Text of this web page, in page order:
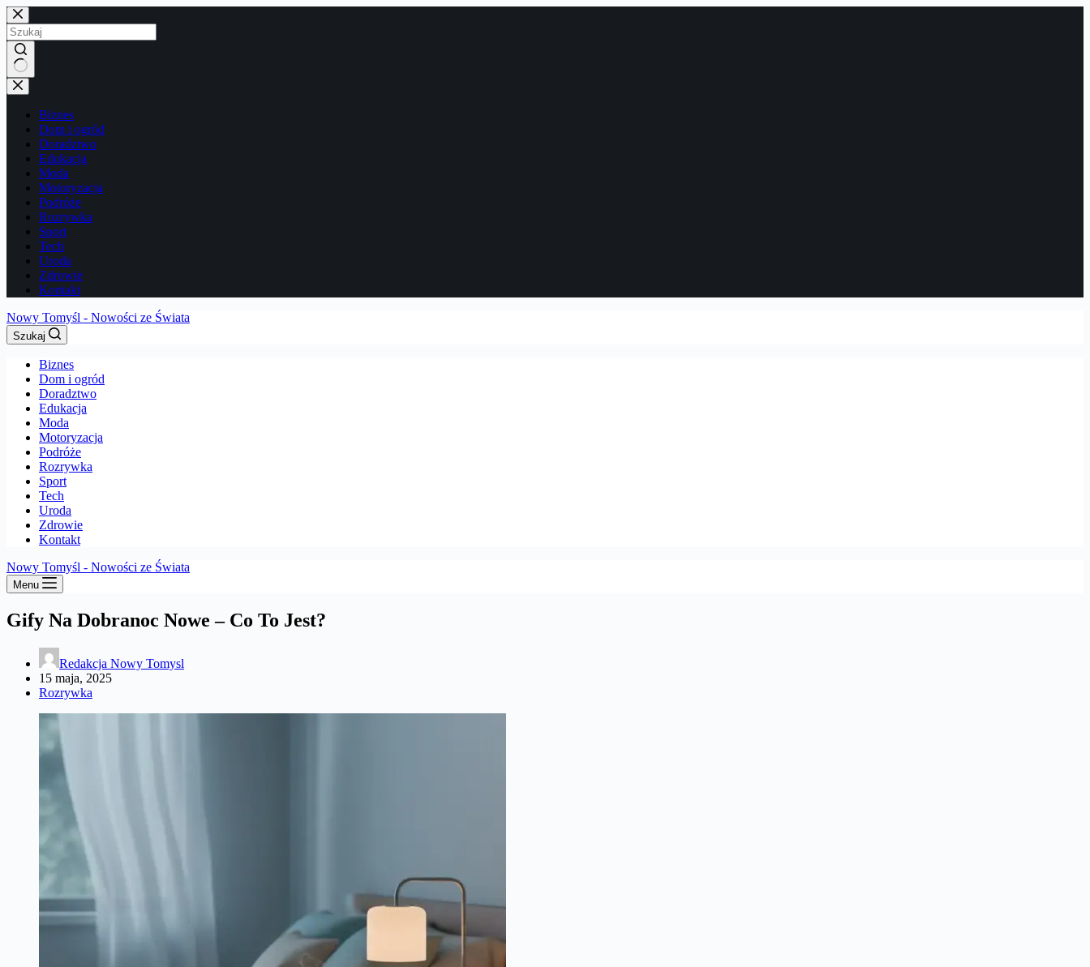
Przejdź
do
treści
Brak
wyników
Biznes
Dom i ogród
Doradztwo
Edukacja
Moda
Motoryzacja
Podróże
Rozrywka
Sport
Tech
Uroda
Zdrowie
Kontakt
Nowy Tomyśl - Nowości ze Świata
Szukaj
Biznes
Dom i ogród
Doradztwo
Edukacja
Moda
Motoryzacja
Podróże
Rozrywka
Sport
Tech
Uroda
Zdrowie
Kontakt
Nowy Tomyśl - Nowości ze Świata
Menu
Gify Na Dobranoc Nowe – Co To Jest?
Redakcja Nowy Tomysl
15 maja, 2025
Rozrywka